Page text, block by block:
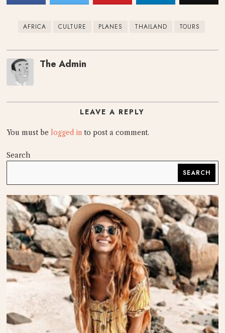
AFRICA CULTURE PLANES THAILAND TOURS
The Admin
LEAVE A REPLY
You must be logged in to post a comment.
Search
SEARCH